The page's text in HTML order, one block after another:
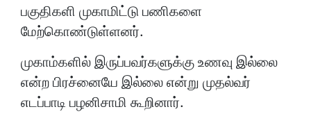
பகுதிகளி முகாமிட்டு பணிகளை
மேற்கொண்டுள்ளனர்.
முகாம்களில் இருப்பவர்களுக்கு உணவு இல்லை
என்ற பிரச்னையே இல்லை என்று முதல்வர்
எடப்பாடி பழனிசாமி கூறினார்.